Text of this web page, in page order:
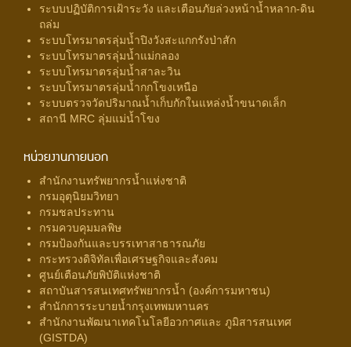
ระบบปฏิบัติการเฝ้าระวัง และเตือนภัยล่วงหน้าน้ำหลาก-ดิน
ถล่ม
ระบบโทรมาตรลุ่มน้ำปิงวังสะแกกรังป่าสัก
ระบบโทรมาตรลุ่มน้ำแม่กลอง
ระบบโทรมาตรลุ่มน้ำสาละวิน
ระบบโทรมาตรลุ่มน้ำกกโขงเหนือ
ระบบตรวจวัดปริมาณน้ำเก็บกักในแหล่งน้ำขนาดเล็ก
สถานี MRC ลุ่มแม่น้ำโขง
หน่วยงานภายนอก
สำนักงานทรัพยากรน้ำแห่งชาติ
กรมอุตุนิยมวิทยา
กรมชลประทาน
กรมควบคุมมลพิษ
กรมป้องกันและบรรเทาสาธารณภัย
กระทรวงดิจิทัลเพื่อเศรษฐกิจและสังคม
ศูนย์เตือนภัยพิบัติแห่งชาติ
สถาบันสารสนเทศทรัพยากรน้ำ (องค์การมหาชน)
สำนักการระบายน้ำกรุงเทพมหานคร
สำนักงานพัฒนาเทคโนโลยีอวกาศและ ภูมิสารสนเทศ
(GISTDA)